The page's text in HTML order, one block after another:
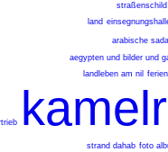
land
arabische
aegypten und bilder und
landleben am nil
strand dahab foto